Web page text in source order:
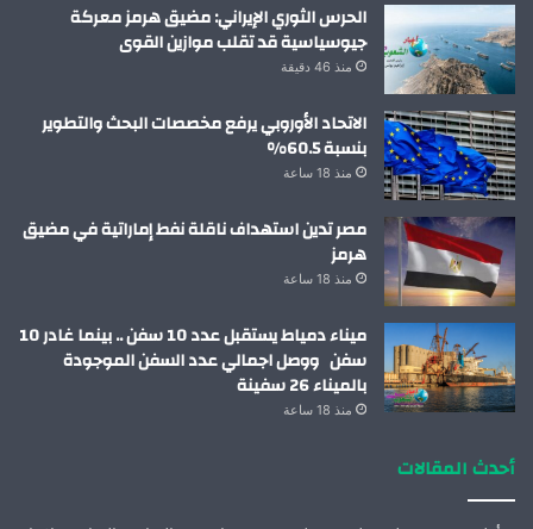
الحرس الثوري الإيراني: مضيق هرمز معركة
جيوسياسية قد تقلب موازين القوى
منذ 46 دقيقة
الاتحاد الأوروبي يرفع مخصصات البحث والتطوير
بنسبة 60.5%
منذ 18 ساعة
مصر تدين استهداف ناقلة نفط إماراتية في مضيق
هرمز
منذ 18 ساعة
ميناء دمياط يستقبل عدد 10 سفن .. بينما غادر 10
سفن ووصل اجمالي عدد السفن الموجودة
بالميناء 26 سفينة
منذ 18 ساعة
أحدث المقالات